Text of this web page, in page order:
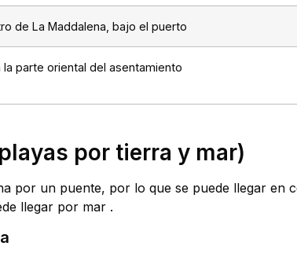
de La Maddalena, bajo el puerto
la parte oriental del asentamiento
por tierra y mar)
por un puente, por lo que se puede llegar en
llegar por mar .